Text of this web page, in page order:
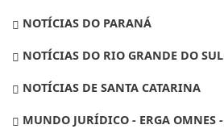
NOTÍCIAS DO PARANÁ
NOTÍCIAS DO RIO GRANDE DO SUL
NOTÍCIAS DE SANTA CATARINA
MUNDO JURÍDICO - ERGA OMNES -